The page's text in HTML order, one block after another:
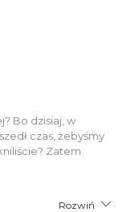
Bo dzisiaj, w
czas, żebyśmy
Zatem
Rozwiń